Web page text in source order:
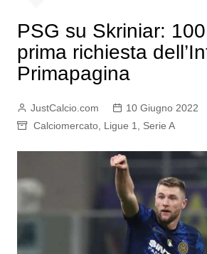
PSG su Skriniar:
prima richiesta
Primapagina
JustCalcio.com
10 Giugno 2022
Calciomercato, Ligue 1 Serie A